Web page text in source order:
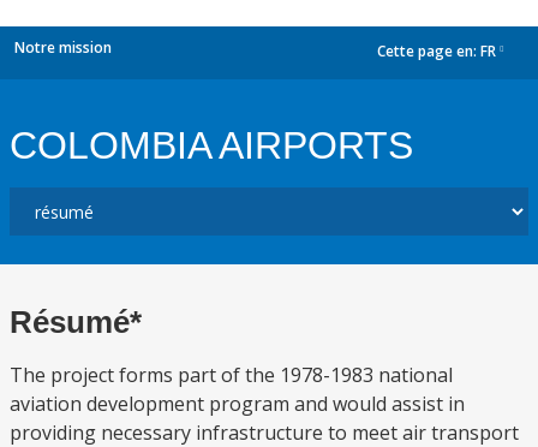
Notre mission Cette page en: FR
COLOMBIA AIRPORTS
Résumé*
The project forms part of the 1978-1983 national
aviation development program and would assist in
providing necessary infrastructure to meet air transport